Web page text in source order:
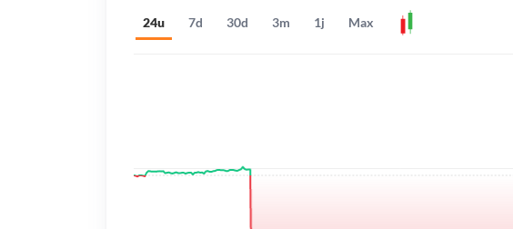
24u 7d 30d 3m 1j Max